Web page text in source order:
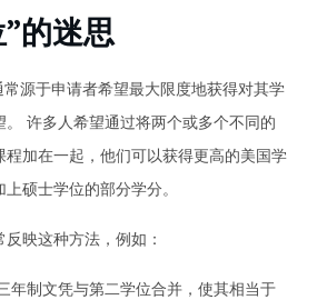
的迷思
常源于申请者希望最大限度地获得对其学
许多人希望通过将两个或多个不同的
程加在一起，他们可以获得更高的美国学
硕士学位的部分学分。
映这种方法，例如：
年制文凭与第二学位合并，使其相当于